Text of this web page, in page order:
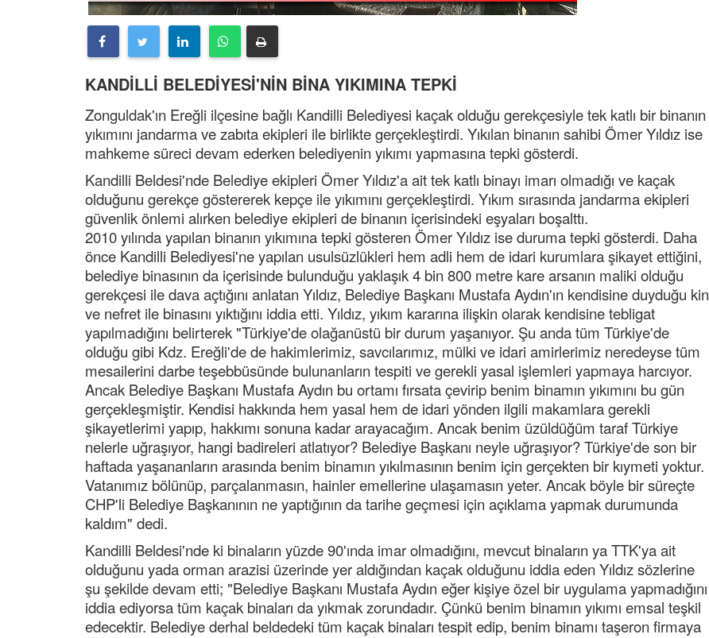
KANDİLLİ BELEDİYESİ'NİN BİNA YIKIMINA TEPKİ
Zonguldak'ın Ereğli ilçesine bağlı Kandilli Belediyesi kaçak olduğu gerekçesiyle tek katlı bir binanın
yıkımını jandarma ve zabıta ekipleri ile birlikte gerçekleştirdi. Yıkılan binanın sahibi Ömer Yıldız ise
mahkeme süreci devam ederken belediyenin yıkımı yapmasına tepki gösterdi.
Kandilli Beldesi'nde Belediye ekipleri Ömer Yıldız'a ait tek katlı binayı imarı olmadığı ve kaçak
olduğunu gerekçe göstererek kepçe ile yıkımını gerçekleştirdi. Yıkım sırasında jandarma ekipleri
güvenlik önlemi alırken belediye ekipleri de binanın içerisindeki eşyaları boşalttı.
2010 yılında yapılan binanın yıkımına tepki gösteren Ömer Yıldız ise duruma tepki gösterdi. Daha
önce Kandilli Belediyesi'ne yapılan usulsüzlükleri hem adli hem de idari kurumlara şikayet ettiğini,
belediye binasının da içerisinde bulunduğu yaklaşık 4 bin 800 metre kare arsanın maliki olduğu
gerekçesi ile dava açtığını anlatan Yıldız, Belediye Başkanı Mustafa Aydın'ın kendisine duyduğu kin
ve nefret ile binasını yıktığını iddia etti. Yıldız, yıkım kararına ilişkin olarak kendisine tebligat
yapılmadığını belirterek "Türkiye'de olağanüstü bir durum yaşanıyor. Şu anda tüm Türkiye'de
olduğu gibi Kdz. Ereğli'de de hakimlerimiz, savcılarımız, mülki ve idari amirlerimiz neredeyse tüm
mesailerini darbe teşebbüsünde bulunanların tespiti ve gerekli yasal işlemleri yapmaya harcıyor.
Ancak Belediye Başkanı Mustafa Aydın bu ortamı fırsata çevirip benim binamın yıkımını bu gün
gerçekleşmiştir. Kendisi hakkında hem yasal hem de idari yönden ilgili makamlara gerekli
şikayetlerimi yapıp, hakkımı sonuna kadar arayacağım. Ancak benim üzüldüğüm taraf Türkiye
nelerle uğraşıyor, hangi badireleri atlatıyor? Belediye Başkanı neyle uğraşıyor? Türkiye'de son bir
haftada yaşananların arasında benim binamın yıkılmasının benim için gerçekten bir kıymeti yoktur.
Vatanımız bölünüp, parçalanmasın, hainler emellerine ulaşamasın yeter. Ancak böyle bir süreçte
CHP'li Belediye Başkanının ne yaptığının da tarihe geçmesi için açıklama yapmak durumunda
kaldım" dedi.
Kandilli Beldesi'nde ki binaların yüzde 90'ında imar olmadığını, mevcut binaların ya TTK'ya ait
olduğunu yada orman arazisi üzerinde yer aldığından kaçak olduğunu iddia eden Yıldız sözlerine
şu şekilde devam etti; "Belediye Başkanı Mustafa Aydın eğer kişiye özel bir uygulama yapmadığını
iddia ediyorsa tüm kaçak binaları da yıkmak zorundadır. Çünkü benim binamın yıkımı emsal teşkil
edecektir. Belediye derhal beldedeki tüm kaçak binaları tespit edip, benim binamı taşeron firmaya
Semih ÇOLAK
SEÇMEN NE DEDİ?
Op. Dr. Erol GÜNEN
Kemiklerinizi Sessizce Çürüten 6
Şenol AZMAN
“Aman doktor, yaman doktor.
Derdime bir çare!” – 2-
Merve KIRAN